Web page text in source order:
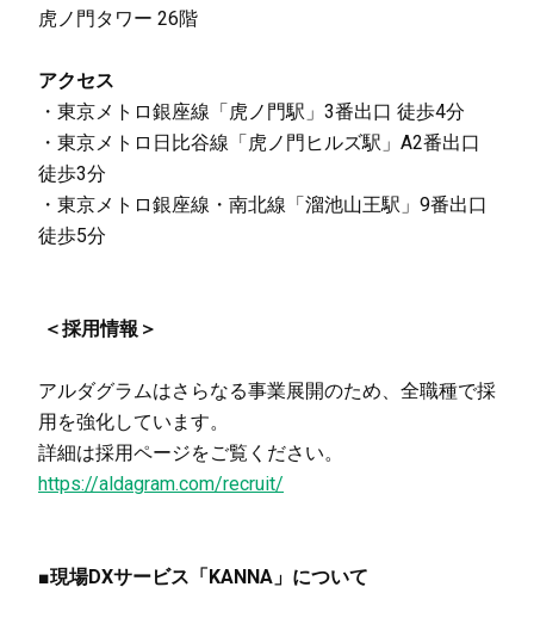
虎ノ門タワー 26階
アクセス
・東京メトロ銀座線「虎ノ門駅」3番出口 徒歩4分
・東京メトロ日比谷線「虎ノ門ヒルズ駅」A2番出口
徒歩3分
・東京メトロ銀座線・南北線「溜池山王駅」9番出口
徒歩5分
＜採用情報＞
アルダグラムはさらなる事業展開のため、全職種で採
用を強化しています。
詳細は採用ページをご覧ください。
https://aldagram.com/recruit/
■現場DXサービス「KANNA」について